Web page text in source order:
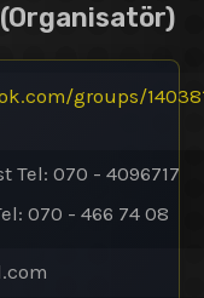
(Organisatör)
groups/
Tel: 070 - 4096717
070 - 466 74 08